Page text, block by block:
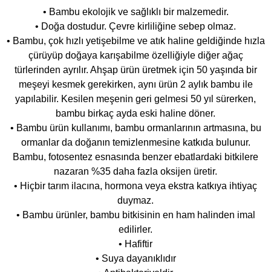
• Bambu ekolojik ve sağlıklı bir malzemedir.
• Doğa dostudur. Çevre kirliliğine sebep olmaz.
• Bambu, çok hızlı yetişebilme ve atık haline geldiğinde hızla
çürüyüp doğaya karışabilme özelliğiyle diğer ağaç
türlerinden ayrılır. Ahşap ürün üretmek için 50 yaşında bir
meşeyi kesmek gerekirken, aynı ürün 2 aylık bambu ile
yapılabilir. Kesilen meşenin geri gelmesi 50 yıl sürerken,
bambu birkaç ayda eski haline döner.
• Bambu ürün kullanımı, bambu ormanlarının artmasına, bu
ormanlar da doğanın temizlenmesine katkıda bulunur.
Bambu, fotosentez esnasında benzer ebatlardaki bitkilere
nazaran %35 daha fazla oksijen üretir.
• Hiçbir tarım ilacına, hormona veya ekstra katkıya ihtiyaç
duymaz.
• Bambu ürünler, bambu bitkisinin en ham halinden imal
edilirler.
• Hafiftir
• Suya dayanıklıdır